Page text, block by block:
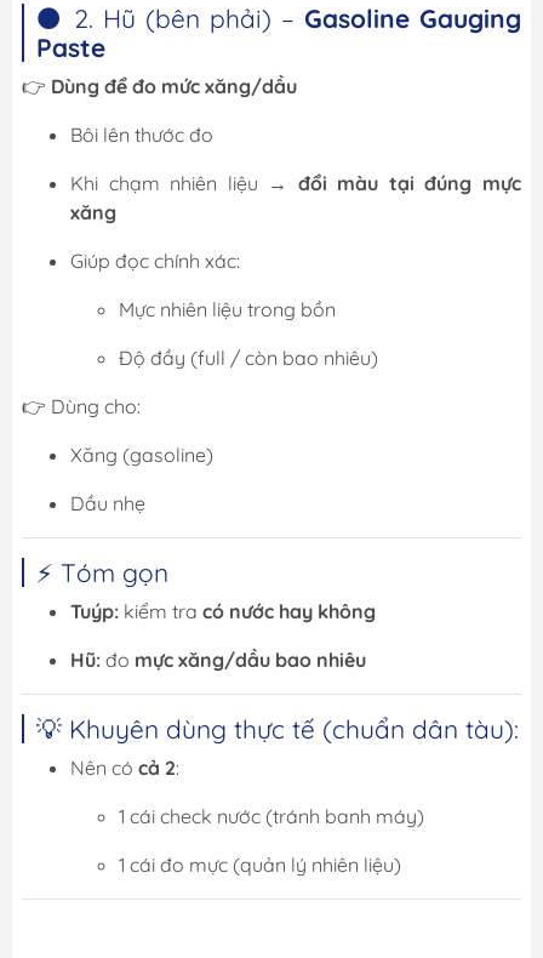
⚫ 2. Hũ (bên phải) – Gasoline Gauging
Paste
👉 Dùng để đo mức xăng/dầu
Bôi lên thước đo
Khi chạm nhiên liệu → đổi màu tại đúng mực
xăng
Giúp đọc chính xác:
Mực nhiên liệu trong bồn
Độ đầy (full / còn bao nhiêu)
👉 Dùng cho:
Xăng (gasoline)
Dầu nhẹ
⚡ Tóm gọn
Tuýp: kiểm tra có nước hay không
Hũ: đo mực xăng/dầu bao nhiêu
💡 Khuyên dùng thực tế (chuẩn dân tàu):
Nên có cả 2:
1 cái check nước (tránh banh máy)
1 cái đo mực (quản lý nhiên liệu)